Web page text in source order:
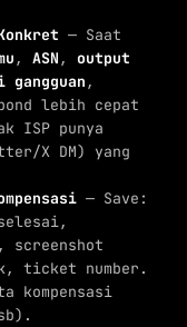
— Saat
, ASN, output
gangguan,
lebih cepat
ISP punya
X DM) yang
— Save:
screenshot
ticket number.
kompensasi